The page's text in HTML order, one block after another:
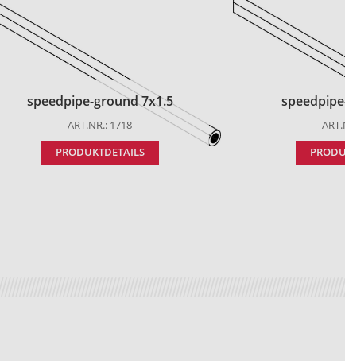
speedpipe-ground 7x1.5
ART.NR.: 1718
PRODUKTDETAILS